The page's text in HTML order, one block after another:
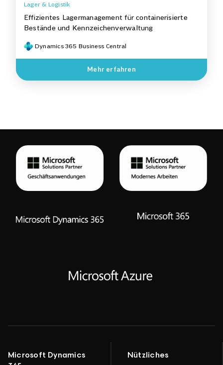
Lager & Logistik
Effizientes Lagermanagement für containerisierte
Bestände und Kennzeichenverwaltung
Dynamics 365 Business Central
Mehr erfahren
Microsoft Dynamics
Nützliches